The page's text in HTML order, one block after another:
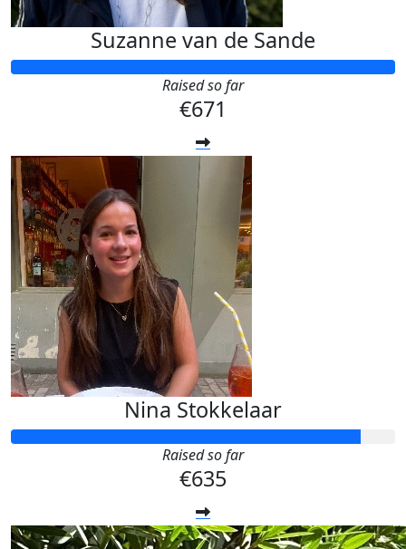
Suzanne van de Sande
Raised so far
€671
Nina Stokkelaar
Raised so far
€635